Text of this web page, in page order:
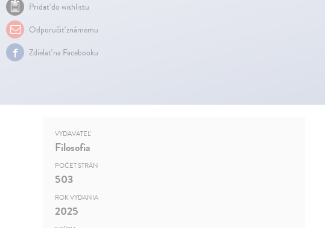
Pridať do wishlistu
Odporučiť známemu
Zdielať na Facebooku
VYDAVATEĽ
Filosofia
POČET STRÁN
503
ROK VYDANIA
2025